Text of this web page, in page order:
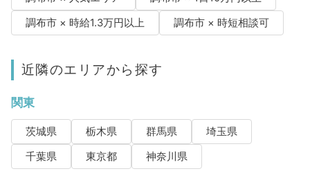
調布市 × 時給1.3万円以上
調布市 × 時短相談可
近隣のエリアから探す
関東
茨城県 栃木県 群馬県
埼玉県
千葉県
東京都 神奈川県